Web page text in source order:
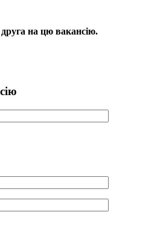
на цю вакансію.